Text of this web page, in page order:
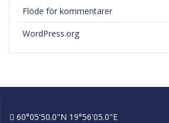
Flöde för kommentarer
WordPress.org
60°05'50.0"N 19°56'05.0"E